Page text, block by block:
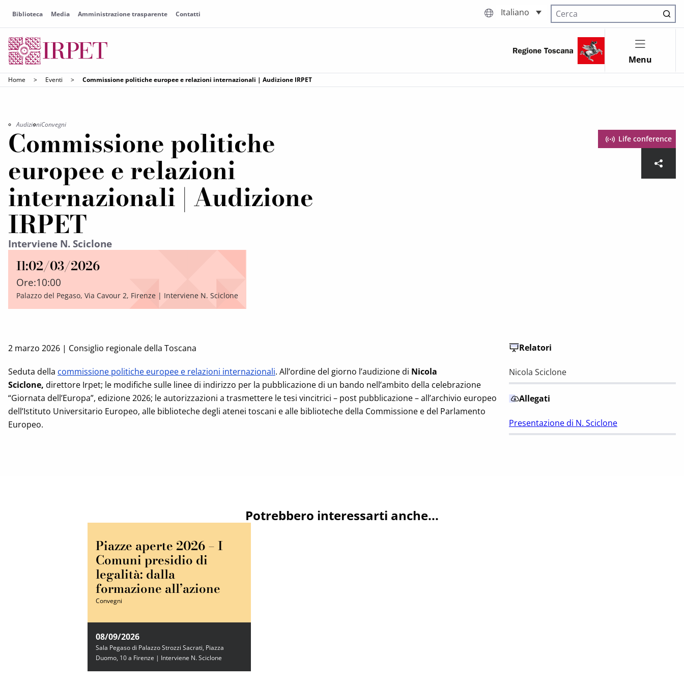
Biblioteca Media Amministrazione trasparente Contatti Italiano
Cerca nel sito
Menu
Home > Eventi > Commissione politiche europee e relazioni internazionali | Audizione IRPET
AudizioniConvegni
Commissione politiche
europee e relazioni
internazionali | Audizione
IRPET
Interviene N. Sciclone
Life conference
Il:02/03/2026
Ore:10:00
Palazzo del Pegaso, Via Cavour 2, Firenze | Interviene N. Sciclone
2 marzo 2026 | Consiglio regionale della Toscana
Seduta della commissione politiche europee e relazioni internazionali. All’ordine del giorno l’audizione di Nicola
Sciclone, direttore Irpet; le modifiche sulle linee di indirizzo per la pubblicazione di un bando nell’ambito della celebrazione
“Giornata dell’Europa”, edizione 2026; le autorizzazioni a trasmettere le tesi vincitrici – post pubblicazione – all’archivio europeo
dell’Istituto Universitario Europeo, alle biblioteche degli atenei toscani e alle biblioteche della Commissione e del Parlamento
Europeo.
Relatori
Nicola Sciclone
Allegati
Presentazione di N. Sciclone
Potrebbero interessarti anche...
Piazze aperte 2026 – I
Comuni presidio di
legalità: dalla
formazione all’azione
Convegni
08/09/2026
Sala Pegaso di Palazzo Strozzi Sacrati, Piazza
Duomo, 10 a Firenze | Interviene N. Sciclone